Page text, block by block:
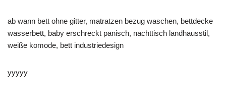
ab wann bett ohne gitter, matratzen bezug waschen, bettdecke
wasserbett, baby erschreckt panisch, nachttisch landhausstil,
weiße komode, bett industriedesign
yyyyy